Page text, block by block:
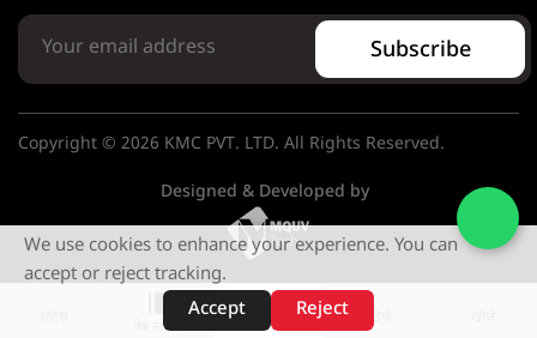
वेब स्टोरीज़
Subscribe
Copyright © 2026 KMC PVT. LTD. All Rights Reserved.
Designed & Developed by
We use cookies to enhance your experience. You can
accept or reject tracking.
Accept
Reject